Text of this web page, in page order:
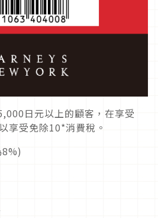
日元以上的顧客，在享受
享受免除10*消費稅。